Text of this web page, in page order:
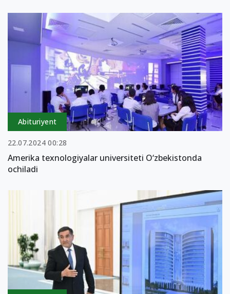
Abituriyent
22.07.2024 00:28
Amerika texnologiyalar universiteti O‘zbekistonda
ochiladi